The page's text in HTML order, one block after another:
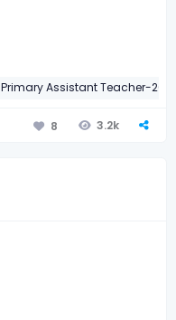
Primary Assistant Teacher-
8 3.2k